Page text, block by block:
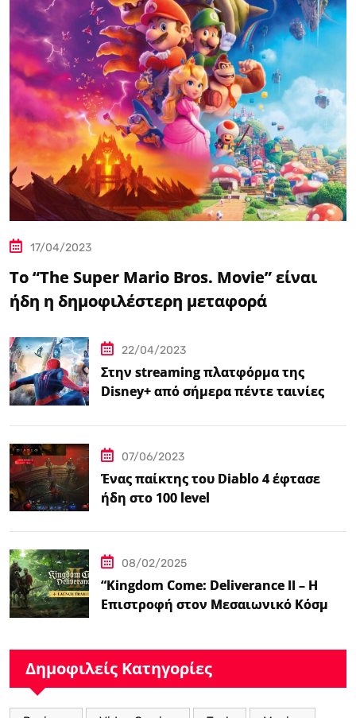
17/04/2023
Το “The Super Mario Bros. Movie” είναι
ήδη η δημοφιλέστερη μεταφορά
22/04/2023
Στην streaming πλατφόρμα της
Disney+ από σήμερα πέντε ταινίες
07/06/2023
Ένας παίκτης του Diablo 4 έφτασε
ήδη στο 100 level
08/02/2025
“Kingdom Come: Deliverance II – Η
Επιστροφή στον Μεσαιωνικό Κόσμο
Δημοφιλείς Κατηγορίες